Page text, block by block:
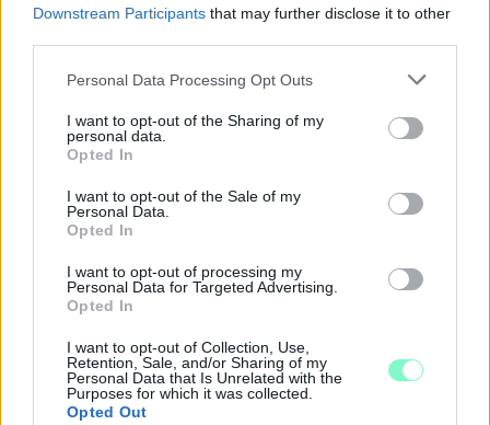
Downstream Participants that may further disclose it to other
Please note that this website/app uses one or more Google
not limited to your visit or usage behaviour. You may click to
grant or deny consent to Google and its third-party tags to
use your data for below specified purposes in below Google
consent section.
Personal Data Processing Opt Outs
I want to opt-out of the Sharing of my
personal data.
Opted In
I want to opt-out of the Sale of my
Personal Data.
Opted In
I want to opt-out of processing my
Personal Data for Targeted Advertising.
Opted In
I want to opt-out of Collection, Use,
Retention, Sale, and/or Sharing of my
Personal Data that Is Unrelated with the
Purposes for which it was collected.
Opted Out
KIVÁLÓ PROGRAM VÁR MINDENKIT EZEN A HÉTVÉGÉN
GYŐRBEN
Középpontban a hagyományőrzés, de lesz Pogány Induló és
Majka koncert, jóga szeánsz, “borhajózás” és egy csomó minden